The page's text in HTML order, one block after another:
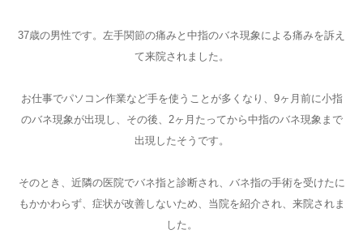
37歳の男性です。左手関節の痛みと中指のバネ現象による痛みを訴え
て来院されました。
お仕事でパソコン作業など手を使うことが多くなり、9ヶ月前に小指
のバネ現象が出現し、その後、2ヶ月たってから中指のバネ現象まで
出現したそうです。
そのとき、近隣の医院でバネ指と診断され、バネ指の手術を受けたに
もかかわらず、症状が改善しないため、当院を紹介され、来院されま
した。